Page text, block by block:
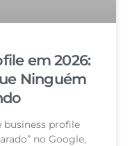
em 2026:
Ninguém
business profile
no Google,